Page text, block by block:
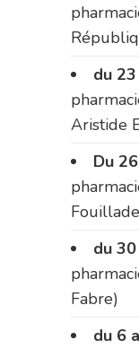
du
Aristide
Du
du
Fabre)
du 6